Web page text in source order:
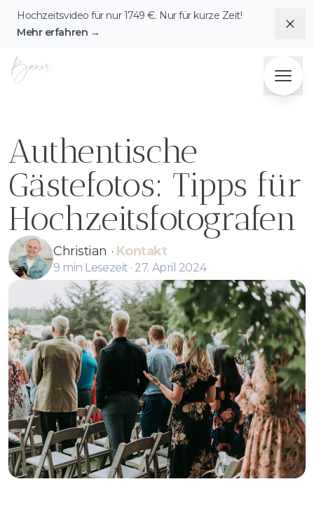
Hochzeitsvideo für nur1749 €. Nur für kurze Zeit!
Mehr erfahren →
Fotografie & Videografie Herzensbilder Bauer
Authentische
Gästefotos: Tipps für
Hochzeitsfotografen
Christian · Kontakt
9 min Lesezeit · 27. April 2024